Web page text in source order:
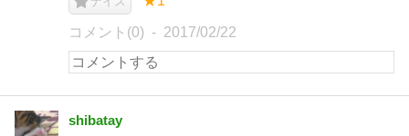
コメント(0) 2017/02/22
shibatay